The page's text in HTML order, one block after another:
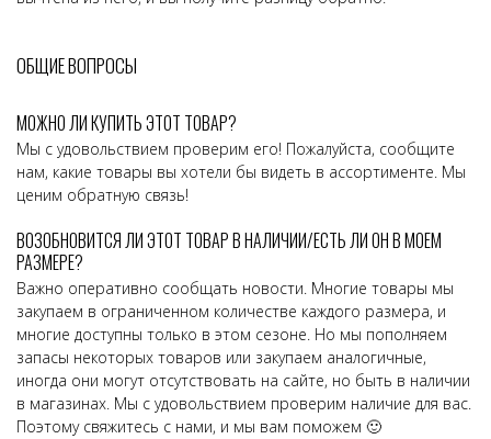
ОБЩИЕ ВОПРОСЫ
МОЖНО ЛИ КУПИТЬ ЭТОТ ТОВАР?
Мы с удовольствием проверим его! Пожалуйста, сообщите
нам, какие товары вы хотели бы видеть в ассортименте. Мы
ценим обратную связь!
ВОЗОБНОВИТСЯ ЛИ ЭТОТ ТОВАР В НАЛИЧИИ/ЕСТЬ ЛИ ОН В МОЕМ
РАЗМЕРЕ?
Важно оперативно сообщать новости. Многие товары мы
закупаем в ограниченном количестве каждого размера, и
многие доступны только в этом сезоне. Но мы пополняем
запасы некоторых товаров или закупаем аналогичные,
иногда они могут отсутствовать на сайте, но быть в наличии
в магазинах. Мы с удовольствием проверим наличие для вас.
Поэтому свяжитесь с нами, и мы вам поможем 🙂